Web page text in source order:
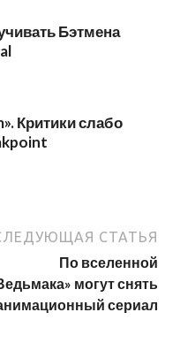
Бэтмена
Критики слабо
СТАТЬЯ
По вселенной
могут снять
сериал